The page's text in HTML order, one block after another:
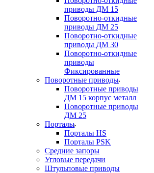
приводы ДМ 15
Поворотно-откидные
приводы ДМ 25
Поворотно-откидные
приводы ДМ 30
Поворотно-откидные
приводы
Фиксированные
Поворотные приводы
Поворотные приводы
ДМ 15 корпус металл
Поворотные приводы
ДМ 25
Порталы
Порталы HS
Порталы PSK
Средние запоры
Угловые передачи
Штульповые приводы